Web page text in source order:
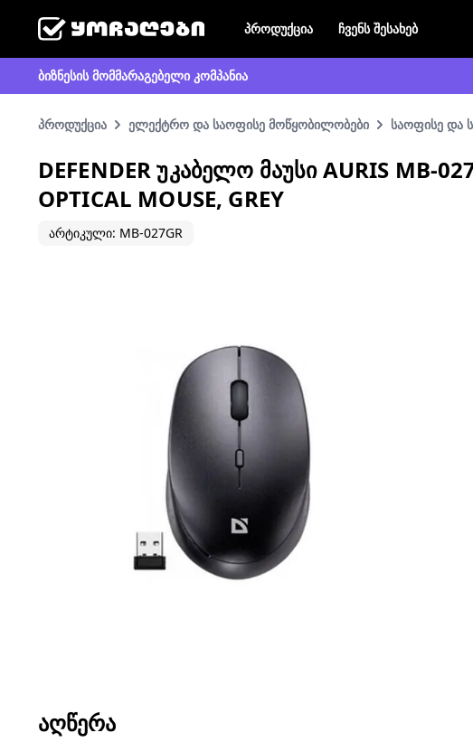
პროდუქცია ჩვენს შესახებ
ბიზნესის მომმარაგებელი კომპანია
პროდუქცია ელექტრო და საოფისე მოწყობილობები საოფისე და
DEFENDER ᲣᲙᲐᲑᲔᲚᲝ ᲛᲐᲣᲡᲘ AURIS MB-
OPTICAL MOUSE, GREY
არტიკული: MB-027GR
ᲐᲦᲬᲔᲠᲐ